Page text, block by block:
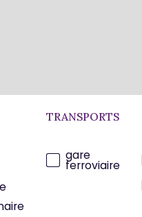
TRANSPORTS
gare
ferroviaire